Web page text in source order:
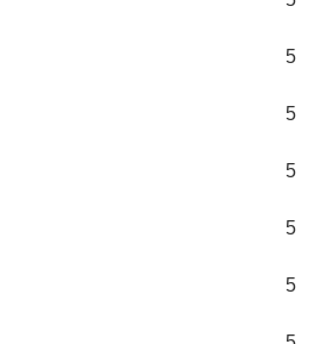
5
5
5
5
5